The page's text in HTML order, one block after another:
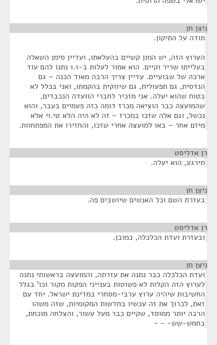
ניצן חן
תודה על התיקון.
הערוץ הזה, יש המון קשיים בהעלאתו, ועדיין סימן השאלה
בעלייתו שריר וקיים. הוא אמור לעלות ב-1.1 נתנו להם עוד
ארכה של שבועיים. עדיין צריך הרבה מאוד הכנה – גם
הנדסית, גם תפעולית, גם שיווקית בהקמתו, ואני בכלל לא
בטוח שהוא יעלה. אני מזכיר לחברי הוועדה הנכבדים,
שהמועצה כבר הוציאה מכרז דומה כזה פעמיים בעבר, והוא
נכשל, וגם אלה שזכו במכרז – זה לא היה הלא טי.וי אלא
מיזם אחר – באו למועצה אחרי שזכו, והחזירו את המפתחוות.
רן אדליסט
תירגע, הוא יעלה.
ניצן חן
בעזרת השם וכל האנשים שיושבים פה.
רן אדליסט
ובעזרת ועדת הכלכלה, כמובן.
ניצן חן
ועדת הכלכלה כבר נתנה את עזרתה, והמועצה בראשותי נתנה
לערוץ הזה הקלות לא פשוטות בענייני הפקות מקור וכו' בגלל
החשיבות שיהיה ערוץ ערבי-מסחרי במדינת ישראל. יחד עם
זאת, לכרוך את זה עכשיו בחדשות המקומיות, שזה משהו
הרבה יותר ממוסד, שקיים כבר מעל עשור, והצלחה מוכחת,
בחמש-שש- - -